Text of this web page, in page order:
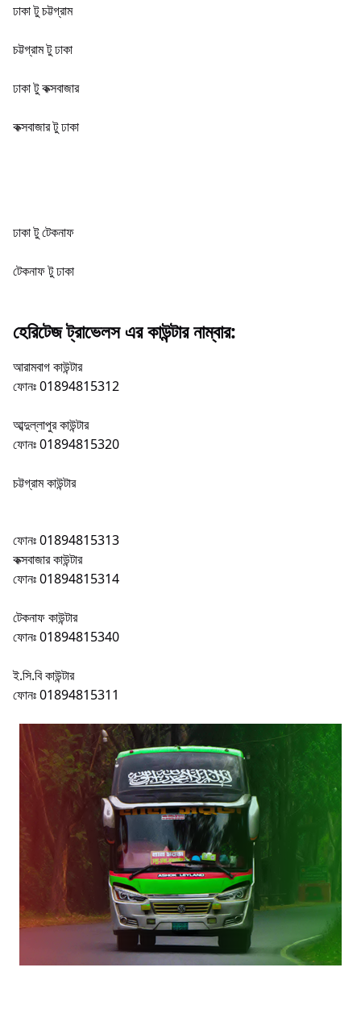
ঢাকা টু চট্টগ্রাম
চট্টগ্রাম টু ঢাকা
ঢাকা টু কক্সবাজার
কক্সবাজার টু ঢাকা
ঢাকা টু টেকনাফ
টেকনাফ টু ঢাকা
হেরিটেজ ট্রাভেলস এর কাউন্টার নাম্বার:
আরামবাগ কাউন্টার
ফোনঃ 01894815312
আব্দুল্লাপুর কাউন্টার
ফোনঃ 01894815320
চট্টগ্রাম কাউন্টার
ফোনঃ 01894815313
কক্সবাজার কাউন্টার
ফোনঃ 01894815314
টেকনাফ কাউন্টার
ফোনঃ 01894815340
ই.সি.বি কাউন্টার
ফোনঃ 01894815311